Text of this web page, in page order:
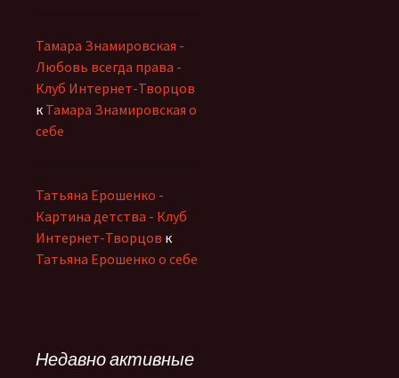
Тамара Знамировская -
Любовь всегда права -
Клуб Интернет-Творцов
к Тамара Знамировская о
себе
Татьяна Ерошенко -
Картина детства - Клуб
Интернет-Творцов к
Татьяна Ерошенко о себе
Недавно активные